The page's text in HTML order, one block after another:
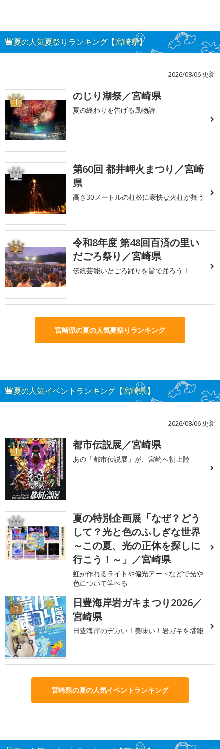
夏の人気夏祭りランキング【宮崎県】
2026/08/06 更新
1 のじり湖祭／宮崎県
夏の終わりを告げる風物詩
2
第60回 都井岬火まつり／宮崎
県
高さ30メートルの柱松に豪快な火柱が舞う
3
令和8年度 第48回百済の里い
だごろ祭り／宮崎県
伝統芸能いだごろ踊りを皆で踊ろう！
宮崎県の夏の人気夏祭りランキング
夏の人気イベントランキング【宮崎県】
2026/08/06 更新
1 都市伝説展／宮崎県
あの「都市伝説展」が、宮崎へ初上陸！
2
夏の特別企画展「なぜ？どう
して？光と色のふしぎな世界
～この夏、光の正体を探しに
行こう！～」／宮崎県
虹が作れるライトや偏光アートなどで光や
色について学べる
3
日豊海岸岩ガキまつり2026／
宮崎県
日豊海岸のデカい！美味い！岩ガキを堪能
宮崎県の夏の人気イベントランキング